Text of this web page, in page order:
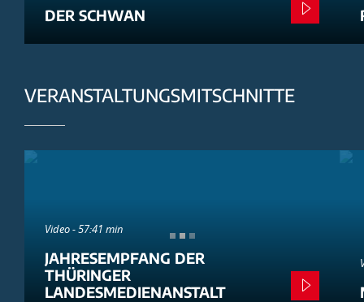
DER SCHWAN
VERANSTALTUNGSMITSCHNITTE
Video - 57:41 min
JAHRESEMPFANG DER
THÜRINGER
LANDESMEDIENANSTALT